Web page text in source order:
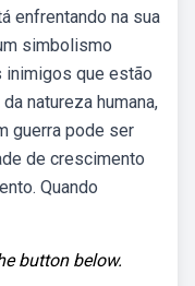
enfrentando na sua
simbolismo
inimigos que estão
natureza humana,
guerra pode ser
de crescimento
Quando
button below.